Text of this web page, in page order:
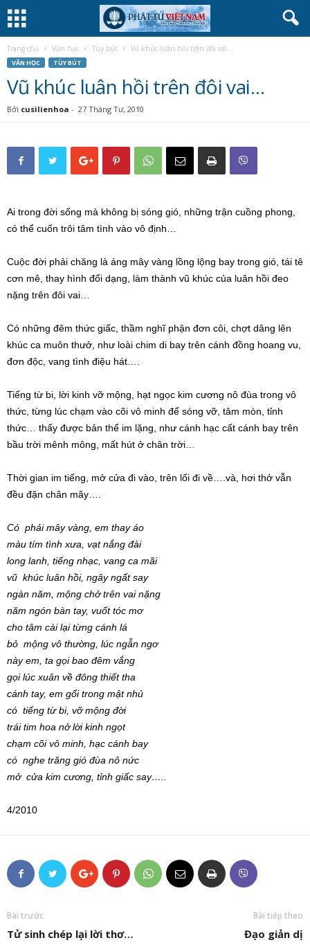
Trang chủ Văn học Tùy bút Vũ khúc luân hồi trên đôi vai…
VĂN HỌC TÙY BÚT
Vũ khúc luân hồi trên đôi vai…
Bởi cusilienhoa - 27 Tháng Tư, 2010
Ai trong đời sống mà không bị sóng gió, những trận cuồng phong,
có thể cuốn trôi tâm tình vào vô định…
Cuộc đời phải chăng là áng mây vàng lồng lộng bay trong gió, tái tê
cơn mê, thay hình đổi dạng, làm thành vũ khúc của luân hồi đeo
nặng trên đôi vai…
Có những đêm thức giấc, thầm nghĩ phận đơn côi, chợt dâng lên
khúc ca muôn thưở, như loài chim di bay trên cánh đồng hoang vu,
đơn độc, vang tình điệu hát….
Tiếng từ bi, lời kinh vỡ mộng, hạt ngọc kim cương nô đùa trong vô
thức, từng lúc chạm vào cõi vô minh để sóng vỡ, tâm mòn, tỉnh
thức… thấy được bản thể im lặng, như cánh hạc cất cánh bay trên
bầu trời mênh mông, mất hút ở chân trời…
Thời gian im tiếng, mở cửa đi vào, trên lối đi về….và, hơi thở vẫn
đều đặn chân mây….
Có phải mây vàng, em thay áo
màu tím tình xưa, vạt nắng đài
long lanh, tiếng nhạc, vang ca mãi
vũ khúc luân hồi, ngây ngất say
ngàn năm, mộng chở trên vai nặng
năm ngón bàn tay, vuốt tóc mơ
cho tâm cài lại từng cánh lá
bỏ mộng vô thường, lúc ngẫn ngơ
này em, ta gọi bao đêm vắng
gọi lúc xuân về đông thiết tha
cánh tay, em gối trong mật nhủ
có tiếng từ bi, vỡ mộng đời
trái tim hoa nở lời kinh ngọt
chạm cõi vô minh, hạc cánh bay
có nghe trăng gió đùa nô nức
mở cửa kim cương, tỉnh giấc say…..
4/2010
Bài trước
Tử sinh chép lại lời thơ…
Bài tiếp theo
Đạo giản dị